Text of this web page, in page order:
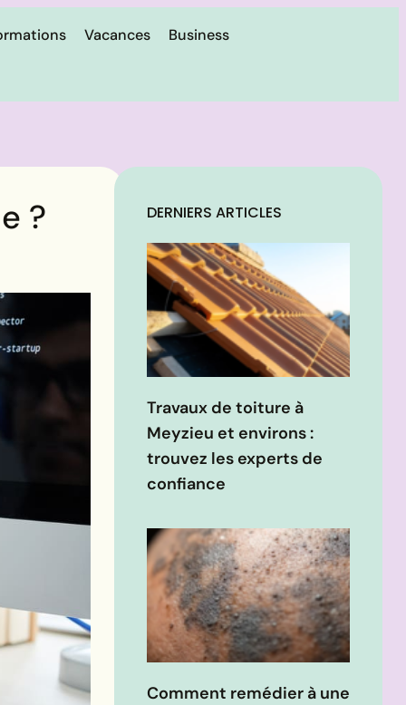
Vacances Business
? DERNIERS ARTICLES
Travaux de toiture à
Meyzieu et environs :
trouvez les experts de
confiance
Comment remédier à une